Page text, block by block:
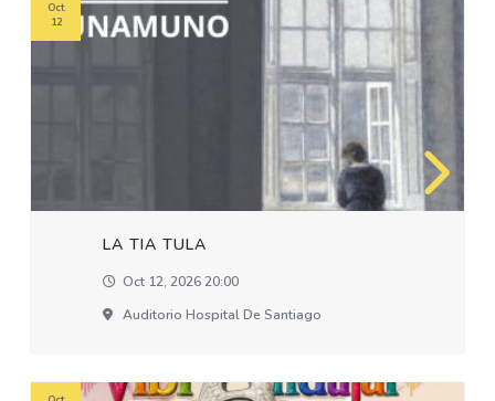
LA TIA TULA
Oct 12, 2026 20:00
Auditorio Hospital De Santiago
Oct
12